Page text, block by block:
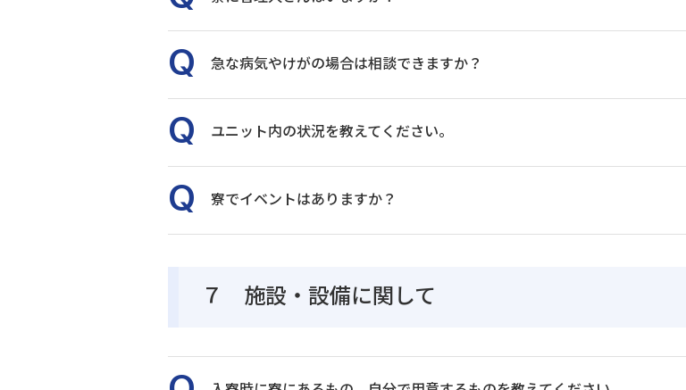
急な病気やけがの場合は相談できますか？
ユニット内の状況を教えてください。
寮でイベントはありますか？
７ 施設・設備に関して